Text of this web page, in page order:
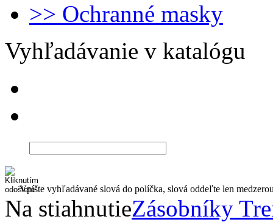
>> Ochranné masky
Vyhľadávanie v katalógu
Vpíšte vyhľadávané slová do políčka, slová oddeľte len
Na stiahnutieZásobníky